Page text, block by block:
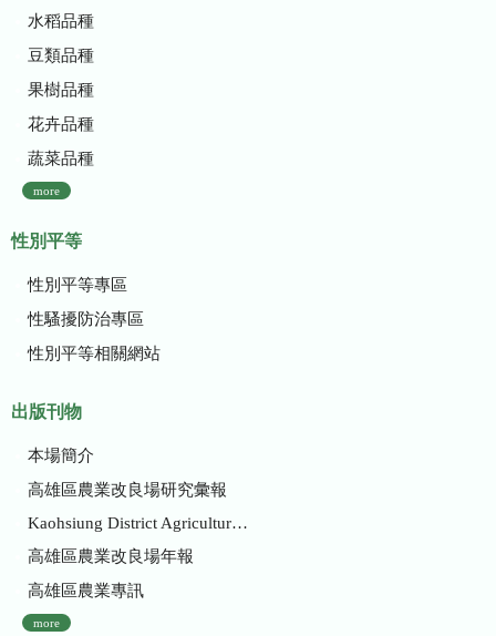
水稻品種
豆類品種
果樹品種
花卉品種
蔬菜品種
more
性別平等
性別平等專區
性騷擾防治專區
性別平等相關網站
出版刊物
本場簡介
高雄區農業改良場研究彙報
Kaohsiung District Agricultural Research and Extension Station
高雄區農業改良場年報
高雄區農業專訊
more